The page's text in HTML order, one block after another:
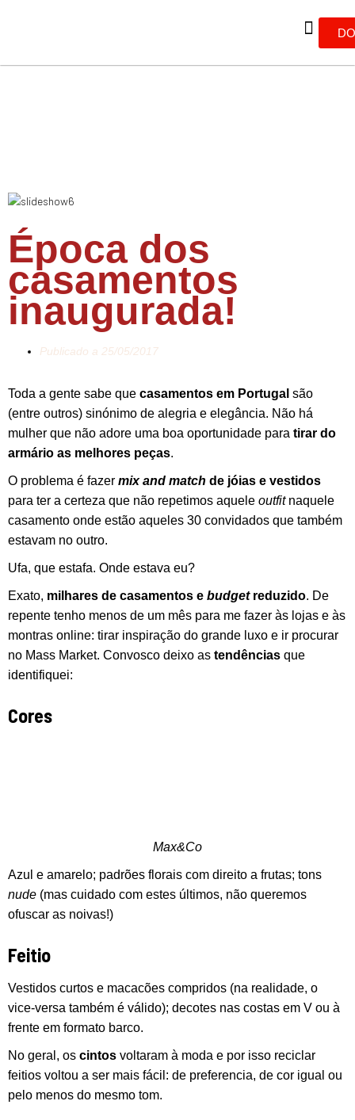
Época dos
casamentos
inaugurada!
Publicado a 25/05/2017
Toda a gente sabe que casamentos em Portugal são
(entre outros) sinónimo de alegria e elegância. Não há
mulher que não adore uma boa oportunidade para tirar do
armário as melhores peças.
O problema é fazer mix and match de jóias e vestidos
para ter a certeza que não repetimos aquele outfit naquele
casamento onde estão aqueles 30 convidados que também
estavam no outro.
Ufa, que estafa. Onde estava eu?
Exato, milhares de casamentos e budget reduzido. De
repente tenho menos de um mês para me fazer às lojas e às
montras online: tirar inspiração do grande luxo e ir procurar
no Mass Market. Convosco deixo as tendências que
identifiquei:
Cores
Max&Co
Azul e amarelo; padrões florais com direito a frutas; tons
nude (mas cuidado com estes últimos, não queremos
ofuscar as noivas!)
Feitio
Vestidos curtos e macacões compridos (na realidade, o
vice-versa também é válido); decotes nas costas em V ou à
frente em formato barco.
No geral, os cintos voltaram à moda e por isso reciclar
feitios voltou a ser mais fácil: de preferencia, de cor igual ou
pelo menos do mesmo tom.